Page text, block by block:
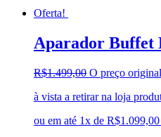
Oferta!
Aparador Buffet
R$1.499,00 O preço
à vista a retirar na loja
ou em até 1x de